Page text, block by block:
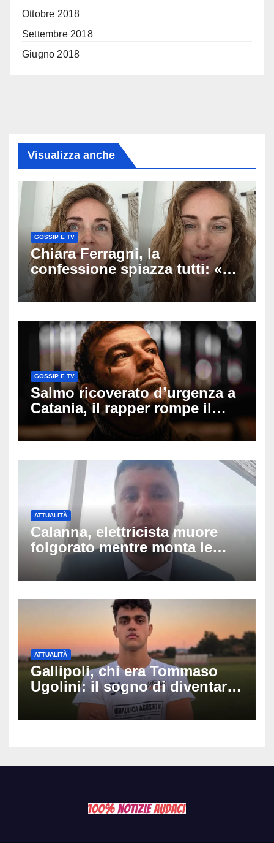
Ottobre 2018
Settembre 2018
Giugno 2018
Visualizza anche
GOSSIP E TV
Chiara Ferragni, la
confessione spiazza tutti: «Un
mio ex voleva che mi rifacessi
il seno». Poi svela i ritocchi di
GOSSIP E TV
Salmo ricoverato d’urgenza a
Catania, il rapper rompe il
silenzio dopo la notte in
ospedale: come sta e cosa
ATTUALITÀ
Calanna, elettricista muore
folgorato mentre monta le
luminarie della festa: chi era
Fabio Calabrò e cosa è
ATTUALITÀ
Gallipoli, chi era Tommaso
Ugolini: il sogno di diventare
medico e la fascia da
capitano, il dolore di Bologna